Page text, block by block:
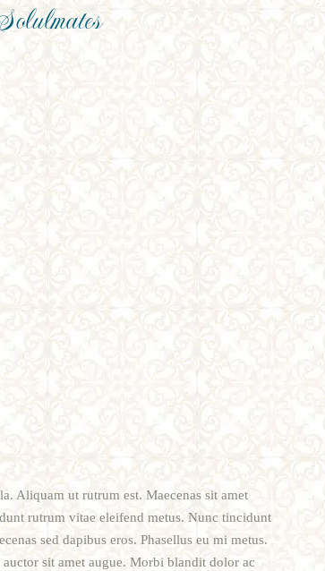
Aliquam ut rutrum est. Maecenas sit amet
rutrum vitae eleifend metus. Nunc tincidunt
sed dapibus eros. Phasellus eu mi metus.
sit amet augue. Morbi blandit dolor ac